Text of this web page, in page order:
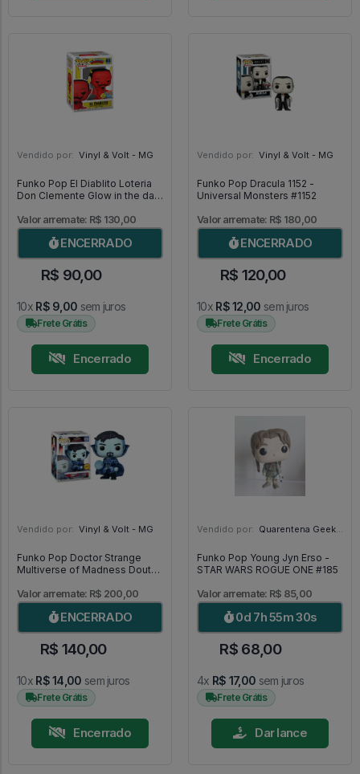
Vendido por: Vinyl & Volt - MG
Funko Pop El Diablito Loteria
Don Clemente Glow in the dark
#03
Valor arremate: R$ 130,00
ENCERRADO
R$ 90,00
10x R$ 9,00 sem juros
Frete Grátis
Encerrado
Vendido por: Vinyl & Volt - MG
Funko Pop Dracula 1152 -
Universal Monsters #1152
Valor arremate: R$ 180,00
ENCERRADO
R$ 120,00
10x R$ 12,00 sem juros
Frete Grátis
Encerrado
Vendido por: Vinyl & Volt - MG
Funko Pop Doctor Strange
Multiverse of Madness Doutor
Edition] - Doctor Strange
#1000
Valor arremate: R$ 200,00
ENCERRADO
R$ 140,00
10x R$ 14,00 sem juros
Frete Grátis
Encerrado
Vendido por: Quarentena Geek Store - SP
Funko Pop Young Jyn Erso -
STAR WARS ROGUE ONE #185
Valor arremate: R$ 85,00
0d 7h 55m 29s
R$ 68,00
4x R$ 17,00 sem juros
Frete Grátis
Dar lance